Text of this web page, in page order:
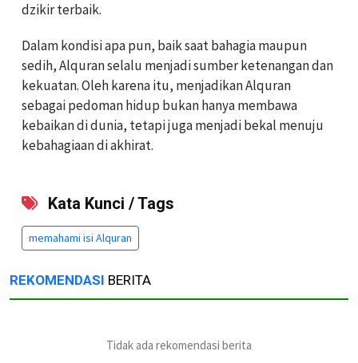
dzikir terbaik.
Dalam kondisi apa pun, baik saat bahagia maupun
sedih, Alquran selalu menjadi sumber ketenangan dan
kekuatan. Oleh karena itu, menjadikan Alquran
sebagai pedoman hidup bukan hanya membawa
kebaikan di dunia, tetapi juga menjadi bekal menuju
kebahagiaan di akhirat.
Kata Kunci / Tags
memahami isi Alquran
REKOMENDASI BERITA
Tidak ada rekomendasi berita